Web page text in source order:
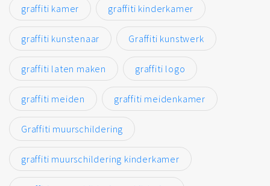
graffiti kamer graffiti kinderkamer
graffiti kunstenaar Graffiti kunstwerk
graffiti laten maken graffiti logo
graffiti meiden graffiti meidenkamer
Graffiti muurschildering
graffiti muurschildering kinderkamer